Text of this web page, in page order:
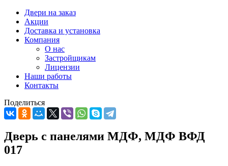
Двери на заказ
Акции
Доставка и установка
Компания
О нас
Застройщикам
Лицензии
Наши работы
Контакты
Поделиться
Дверь с панелями МДФ, МДФ ВФД
017